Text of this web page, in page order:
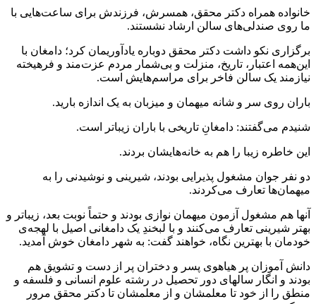
خانواده همراه دکتر محقق، همسرش، فرزندش برای ساعت‌هایی با
ما روی صندلی‌های سالن ارشاد نشستند.
برگزاری نکو داشت دکتر محقق دوباره یادآوریمان کرد؛ دامغان با
این‌همه اعتبار، تاریخ، منزلت و بی‌شمار مردم عزت‌مند و فرهیخته
نیازمند یک سالن فاخر برای مراسم‌هایش است.
باران روی سر و شانه میهمان و میزبان به یک اندازه بارید.
شنیدم می‌گفتند: دامغانِ تاریخی با باران زیباتر است.
این خاطره زیبا را هم به خانه‌هایشان بردند.
دو نفر جوان مشغول پذیرایی بودند، شیرینی و نوشیدنی را به
میهمان‌ها تعارف می‌کردند.
آنها هم مشغول آزمون میهمان نوازی بودند و حتماً نوبت بعد، زیباتر و
بهتر شیرینی تعارف می‌کنند و با لبخندِ یک دامغانی اصیل با لهجه‌ی
خودمان با بهترین نگاه، خواهند گفت: به شهر دامغان خوش آمدید.
دانش آموزان پر هیاهوی پسر و دختران پر از دست و تشویق هم
بودند و انگار سالهای دور تحصیل در رشته علوم انسانی و فلسفه و
منطق را از خود تا معلمشان و از معلمشان تا دکتر محقق مرور